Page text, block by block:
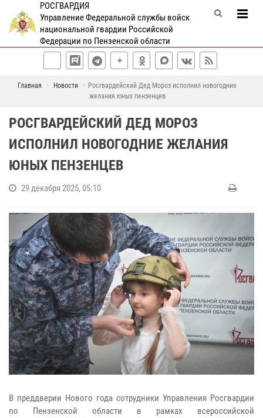
РОСГВАРДИЯ
Управление Федеральной службы войск
национальной гвардии Российской
Федерации по Пензенской области
Главная Новости
Росгвардейский Дед Мороз исполнил новогодние
желания юных пензенцев
РОСГВАРДЕЙСКИЙ ДЕД МОРОЗ
ИСПОЛНИЛ НОВОГОДНИЕ ЖЕЛАНИЯ
ЮНЫХ ПЕНЗЕНЦЕВ
29 декабря 2025, 05:10
В преддверии Нового года сотрудники Управления Росгвардии
по Пензенской области в рамках всероссийской